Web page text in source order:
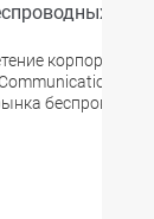
корпорацией